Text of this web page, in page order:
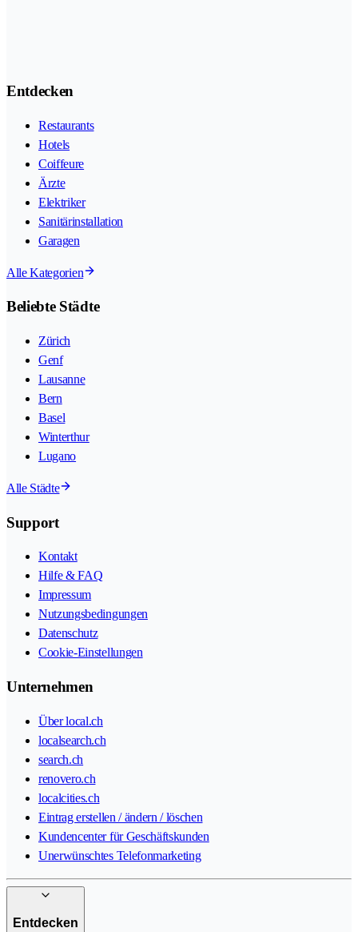
Entdecken
Restaurants
Hotels
Coiffeure
Ärzte
Elektriker
Sanitärinstallation
Garagen
Alle Kategorien
Beliebte Städte
Zürich
Genf
Lausanne
Bern
Basel
Winterthur
Lugano
Alle Städte
Support
Kontakt
Hilfe & FAQ
Impressum
Nutzungsbedingungen
Datenschutz
Cookie-Einstellungen
Unternehmen
Über local.ch
localsearch.ch
search.ch
renovero.ch
localcities.ch
Eintrag erstellen / ändern / löschen
Kundencenter für Geschäftskunden
Unerwünschtes Telefonmarketing
Entdecken